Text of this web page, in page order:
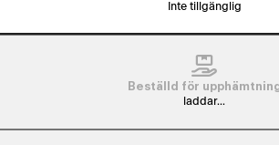
Inte tillgänglig
Beställd för
laddar...